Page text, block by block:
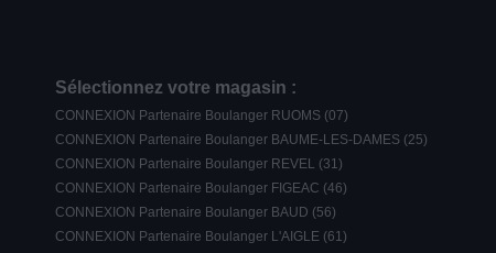
Sélectionnez votre magasin :
CONNEXION Partenaire Boulanger RUOMS (07)
CONNEXION Partenaire Boulanger BAUME-LES-DAMES (25)
CONNEXION Partenaire Boulanger REVEL (31)
CONNEXION Partenaire Boulanger FIGEAC (46)
CONNEXION Partenaire Boulanger BAUD (56)
CONNEXION Partenaire Boulanger L'AIGLE (61)